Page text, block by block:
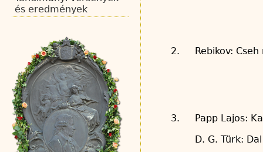
2. Rebikov:
3.
Papp Lajos:
D. G. Türk: Dal
és eredmények